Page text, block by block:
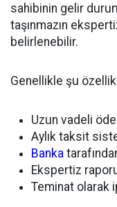
sahibinin gelir
taşınmazın
belirlenebilir.
Genellikle şu
Uzun vadeli
Aylık taksit
Banka
Ekspertiz
Teminat olarak